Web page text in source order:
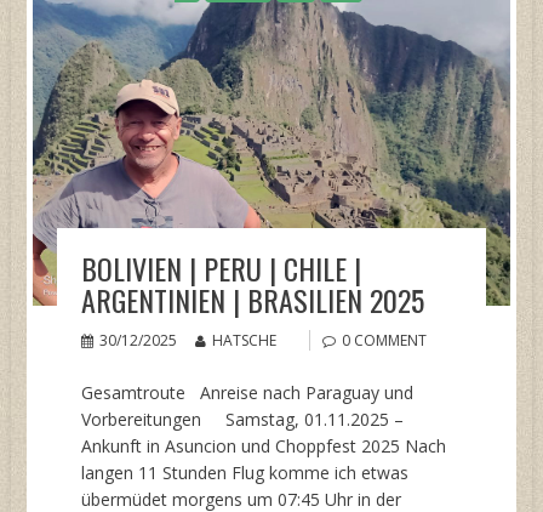
BOLIVIEN | PERU | CHILE |
ARGENTINIEN | BRASILIEN 2025
30/12/2025 HATSCHE 0 COMMENT
Gesamtroute Anreise nach Paraguay und
Vorbereitungen Samstag, 01.11.2025 –
Ankunft in Asuncion und Choppfest 2025 Nach
langen 11 Stunden Flug komme ich etwas
übermüdet morgens um 07:45 Uhr in der